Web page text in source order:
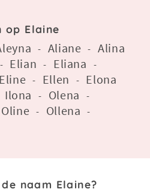
op Elaine
- Aliane -Alina
Elian - Eliana -
Eline - Ellen - Elona
Ilona - Olena -
Oline - Ollena -
naam Elaine?